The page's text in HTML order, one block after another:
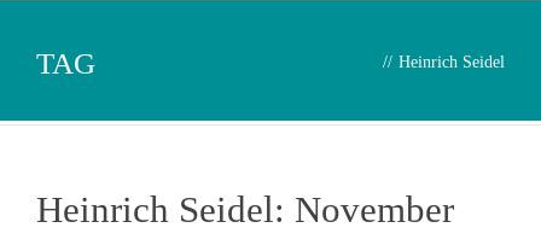
TAG // Heinrich Seidel
Heinrich Seidel: November